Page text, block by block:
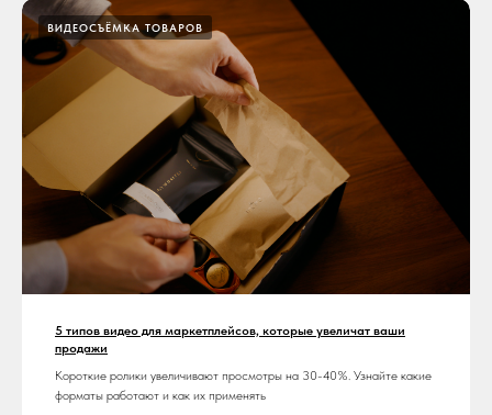
ВИДЕОСЪЁМКА ТОВАРОВ
5 типов видео для маркетплейсов, которые увеличат ваши
продажи
Короткие ролики увеличивают просмотры на 30-40%. Узнайте какие
форматы работают и как их применять